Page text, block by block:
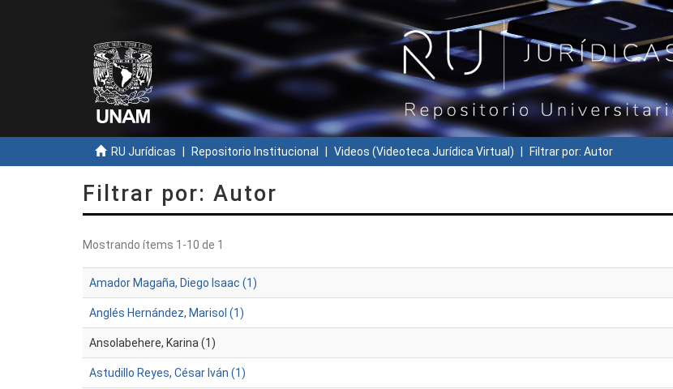
RU Jurídicas Repositorio Institucional Videos (Videoteca Jurídica Virtual) Filtrar por: Autor
Filtrar por: Autor
Mostrando ítems 1-10 de 1
Amador Magaña, Diego Isaac (1)
Anglés Hernández, Marisol (1)
Ansolabehere, Karina (1)
Astudillo Reyes, César Iván (1)